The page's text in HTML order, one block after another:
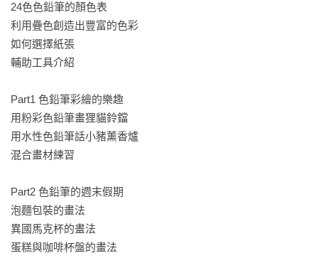
24色色鉛筆的顏色表
利用疊色創造出豐富的色彩
如何選擇紙張
輔助工具介紹
Part1 色鉛筆彩繪的樂趣
用粉彩色鉛筆畫狸貓鈴鐺
用水性色鉛筆話小豬薰香爐
混合畫材練習
Part2 色鉛筆的週末假期
泡麵包裝的畫法
異國馬克杯的畫法
蛋糕與咖啡杯盤的畫法